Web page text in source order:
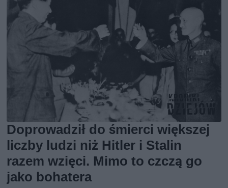
Doprowadził do śmierci większej
liczby ludzi niż Hitler i Stalin
razem wzięci. Mimo to czczą go
jako bohatera